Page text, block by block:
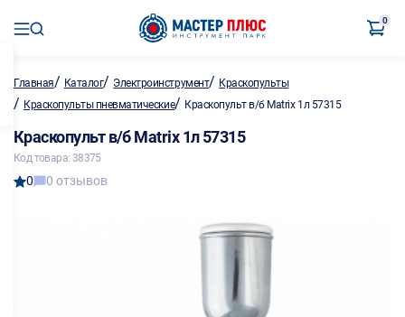
0
Главная/ Каталог/ Электроинструмент/ Краскопульты
/ Краскопульты пневматические/ Краскопульт в/б Matrix 1л 57315
Краскопульт в/б Matrix 1л 57315
Код товара: 38375
0 0 отзывов